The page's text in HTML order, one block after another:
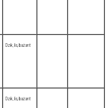
Dzik, lis, bażant
Dzik, lis, bażant